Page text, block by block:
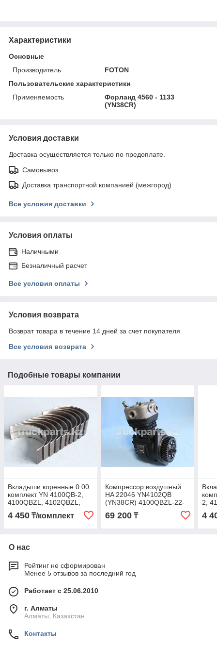
Характеристики
Основные
Производитель
FOTON
Пользовательские характеристики
Применяемость
Форланд 4560 - 1133
(YN38CR)
Условия доставки
Доставка осуществляется только по предоплате.
Самовывоз
Доставка транспортной компанией (межгород)
Все условия доставки
Условия оплаты
Наличными
Безналичный расчет
Все условия оплаты
Условия возврата
Возврат товара в течение 14 дней за счет покупателя
Все условия возврата
Подобные товары компании
Вкладыши коренные 0.00
комплект YN 4100QB-2,
4100QBZL, 4102QBZL,
ДВС YN 4100QBZL
4102QB-01-006/009
4 450 ₸/комплект
Компрессор воздушный
HA 22046 YN4102QB
(YN38CR) 4100QBZL-22-
69 200₸
2,
4
О нас
Рейтинг не сформирован
Менее 5 отзывов за последний год
Работает с 25.06.2010
г. Алматы
Алматы, Казахстан
Контакты